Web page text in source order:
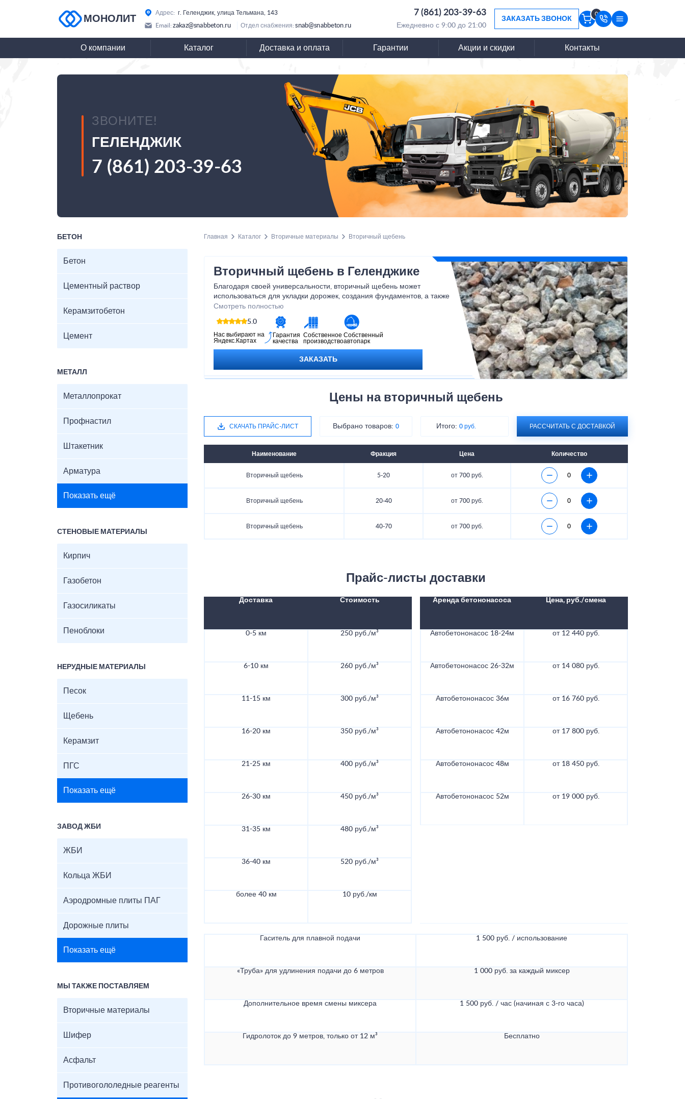
МОНОЛИТ
Адрес: г. Геленджик, улица Тельмана, 143 7 (861) 203-39-63
Email: zakaz@snabbeton.ru Отдел снабжения: snab@snabbeton.ru Ежедневно с 9:00 до 21:00
ЗАКАЗАТЬ ЗВОНОК
0
О компании Каталог Доставка и оплата Гарантии Акции и скидки Контакты
ЗВОНИТЕ!
ГЕЛЕНДЖИК
7 (861) 203-39-63
БЕТОН
Бетон
Цементный раствор
Керамзитобетон
Цемент
МЕТАЛЛ
Металлопрокат
Профнастил
Штакетник
Арматура
Показать ещё
СТЕНОВЫЕ МАТЕРИАЛЫ
Кирпич
Газобетон
Газосиликаты
Пеноблоки
НЕРУДНЫЕ МАТЕРИАЛЫ
Песок
Щебень
Керамзит
ПГС
Показать ещё
ЗАВОД ЖБИ
ЖБИ
Кольца ЖБИ
Аэродромные плиты ПАГ
Дорожные плиты
Показать ещё
МЫ ТАКЖЕ ПОСТАВЛЯЕМ
Вторичные материалы
Шифер
Асфальт
Противогололедные реагенты
Главная Каталог Вторичные материалы Вторичный щебень
Вторичный щебень в Геленджике
Благодаря своей универсальности, вторичный щебень может
использоваться для укладки дорожек, создания фундаментов, а также
в ландшафтном дизайне. Приобретая у нас вторичный щебень, вы
получаете надежный и экономичный материал, который поможет вам
реализовать любые строительные задачи.
Смотреть полностью
5.0
Нас выбирают на
Яндекс.Картах
Гарантия
качества
Собственное
производство
Собственный
автопарк
ЗАКАЗАТЬ
Цены на вторичный щебень
СКАЧАТЬ ПРАЙС-ЛИСТ Выбрано товаров: 0 Итого:0 руб. РАССЧИТАТЬ С ДОСТАВКОЙ
Наименование Фракция Цена Количество
Вторичный щебень 5-20 от 700 руб.
Вторичный щебень 20-40 от 700 руб.
Вторичный щебень 40-70 от 700 руб.
Прайс-листы доставки
Доставка Стоимость
0-5 км 250 руб./м³
6-10 км 260 руб./м³
11-15 км 300 руб./м³
16-20 км 350 руб./м³
21-25 км 400 руб./м³
26-30 км 450 руб./м³
31-35 км 480 руб./м³
36-40 км 520 руб./м³
более 40 км 10 руб./км
Аренда бетононасоса Цена, руб./смена
Автобетононасос 18-24м от 12 440 руб.
Автобетононасос 26-32м от 14 080 руб.
Автобетононасос 36м от 16 760 руб.
Автобетононасос 42м от 17 800 руб.
Автобетононасос 48м от 18 450 руб.
Автобетононасос 52м от 19 000 руб.
Гаситель для плавной подачи 1 500 руб. / использование
«Труба» для удлинения подачи до 6 метров 1 000 руб. за каждый миксер
Дополнительное время смены миксера 1 500 руб. / час (начиная с 3-го часа)
Гидролоток до 9 метров, только от 12 м³ Бесплатно